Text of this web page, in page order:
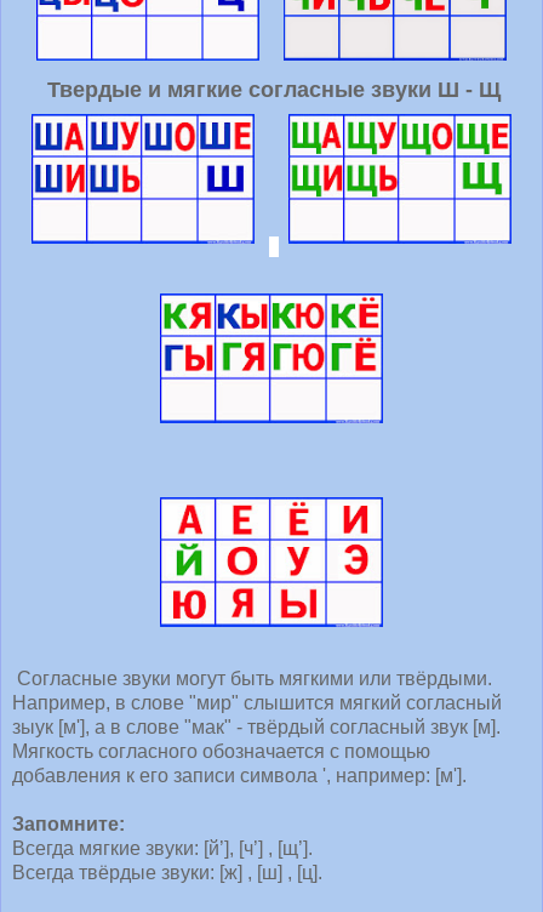
Твердые и мягкие согласные звуки Ш - Щ
Согласные звуки могут быть мягкими или твёрдыми.
Например, в слове "мир" слышится мягкий согласный
зыук [м'], а в слове "мак" - твёрдый согласный звук [м].
Мягкость согласного обозначается с помощью
добавления к его записи символа ', например: [м'].
Запомните:
Всегда мягкие звуки: [й’], [ч’] , [щ’].
Всегда твёрдые звуки: [ж] , [ш] , [ц].